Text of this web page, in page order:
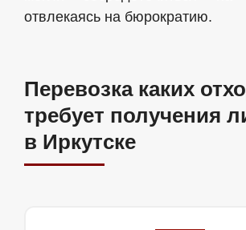
отвлекаясь на бюрократию.
Перевозка каких
требует получения
в Иркутске